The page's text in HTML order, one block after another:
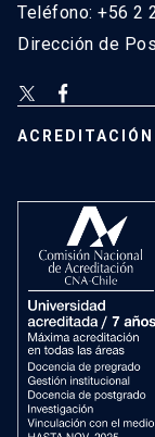
Teléfono: +56 2
Dirección de
ACREDITACIÓN